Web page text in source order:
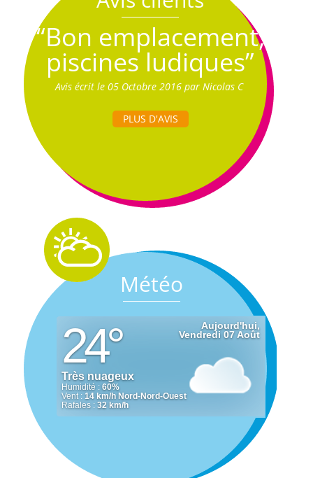
“Bon emplacement,
piscines ludiques”
Avis écrit le 05 Octobre 2016 par Nicolas C
PLUS D'AVIS
Météo